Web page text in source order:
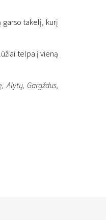
garso takelį, kurį
telpa į vieną
Gargždus,